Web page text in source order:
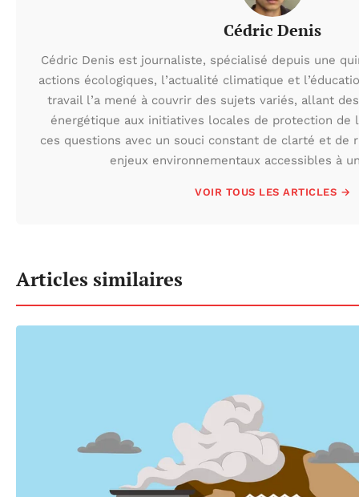
Cédric Denis
Cédric Denis est journaliste, spécialisé depuis une
actions écologiques, l’actualité climatique et
travail l’a mené à couvrir des sujets variés, allant
énergétique aux initiatives locales de protection de
ces questions avec un souci constant de clarté et de
enjeux environnementaux accessibles à
VOIR TOUS LES ARTICLES →
Articles similaires